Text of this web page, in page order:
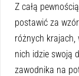
Z całą
postawić za
różnych
nich idzie swoją
zawodnika na